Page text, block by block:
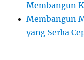
Membangun
Membangun
yang Serba